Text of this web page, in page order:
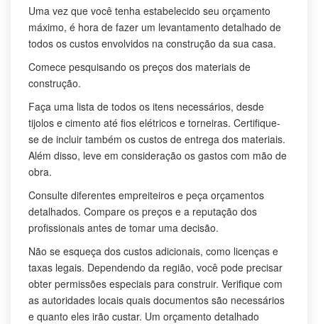
Uma vez que você tenha estabelecido seu orçamento
máximo, é hora de fazer um levantamento detalhado de
todos os custos envolvidos na construção da sua casa.
Comece pesquisando os preços dos materiais de
construção.
Faça uma lista de todos os itens necessários, desde
tijolos e cimento até fios elétricos e torneiras. Certifique-
se de incluir também os custos de entrega dos materiais.
Além disso, leve em consideração os gastos com mão de
obra.
Consulte diferentes empreiteiros e peça orçamentos
detalhados. Compare os preços e a reputação dos
profissionais antes de tomar uma decisão.
Não se esqueça dos custos adicionais, como licenças e
taxas legais. Dependendo da região, você pode precisar
obter permissões especiais para construir. Verifique com
as autoridades locais quais documentos são necessários
e quanto eles irão custar. Um orçamento detalhado